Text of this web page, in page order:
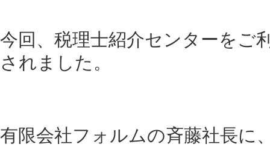
今回、税理士紹介センターをご
されました。
有限会社フォルムの斉藤社長に